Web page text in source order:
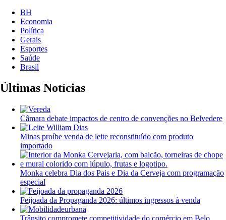
BH
Economia
Política
Gerais
Esportes
Saúde
Brasil
Últimas Notícias
Câmara debate impactos de centro de convenções no Belvedere
Minas proíbe venda de leite reconstituído com produto
importado
Monka celebra Dia dos Pais e Dia da Cerveja com programação
especial
Feijoada da Propaganda 2026: últimos ingressos à venda